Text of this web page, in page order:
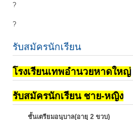
?
?
รับสมัครนักเรียน
โรงเรียนเทพอำนวยหาดใหญ่
รับสมัครนักเรียน ชาย-หญิง
ชั้นเตรียมอนุบาล(อายุ 2 ขวบ)